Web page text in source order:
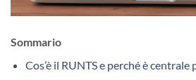
Sommario
Cos’è il RUNTS e perché è centrale